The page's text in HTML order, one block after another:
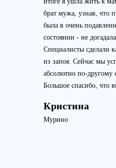
брат мужа, узнав, что
была в очень
состоянии - не
Специалисты сделали
из запоя. Сейчас мы
абсолютно по-другому
Большое спасибо, что
Кристина
Мурино